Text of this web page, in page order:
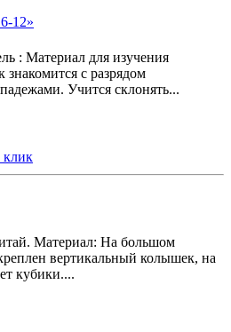
12»
: Материал для изучения
с разрядом
Учится склонять...
клик
Материал: На большом
вертикальный колышек, на
кубики....